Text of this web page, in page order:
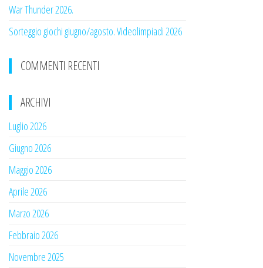
War Thunder 2026.
Sorteggio giochi giugno/agosto. Videolimpiadi 2026
COMMENTI RECENTI
ARCHIVI
Luglio 2026
Giugno 2026
Maggio 2026
Aprile 2026
Marzo 2026
Febbraio 2026
Novembre 2025